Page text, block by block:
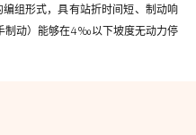
组形式，具有站折时间短、制动响
制动）能够在4‰以下坡度无动力停